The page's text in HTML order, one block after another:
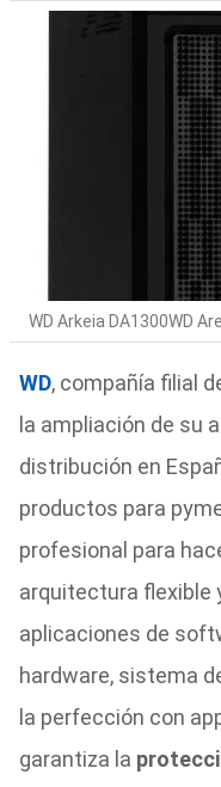
WD Arkeia DA1300WD
WD, compañía filial
la ampliación de su
distribución en
productos para
profesional para
arquitectura flexible
aplicaciones de
hardware, sistema
la perfección con
garantiza la